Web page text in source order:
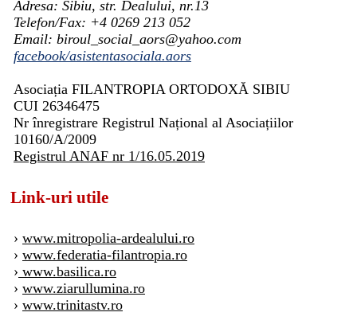
Adresa: Sibiu, str. Dealului, nr.13
Telefon/Fax: +4 0269 213 052
Email: biroul_social_aors@yahoo.com
facebook/asistentasociala.aors
Asociația FILANTROPIA ORTODOXĂ SIBIU
CUI 26346475
Nr înregistrare Registrul Național al Asociațiilor
10160/A/2009
Registrul ANAF nr 1/16.05.2019
Link-uri utile
› www.mitropolia-ardealului.ro
› www.federatia-filantropia.ro
› www.basilica.ro
› www.ziarullumina.ro
› www.trinitastv.ro